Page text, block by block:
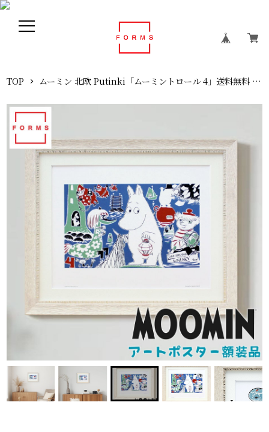
TOP ムーミン 北欧 Putinki「ムーミントロール 4」送料無料 フレーム選択可能 展示用フック付アートポスター 絵画 インテリア アート